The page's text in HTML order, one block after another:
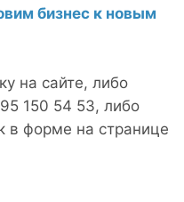
бизнес к новым
на сайте, либо
150 54 53, либо
в форме на странице